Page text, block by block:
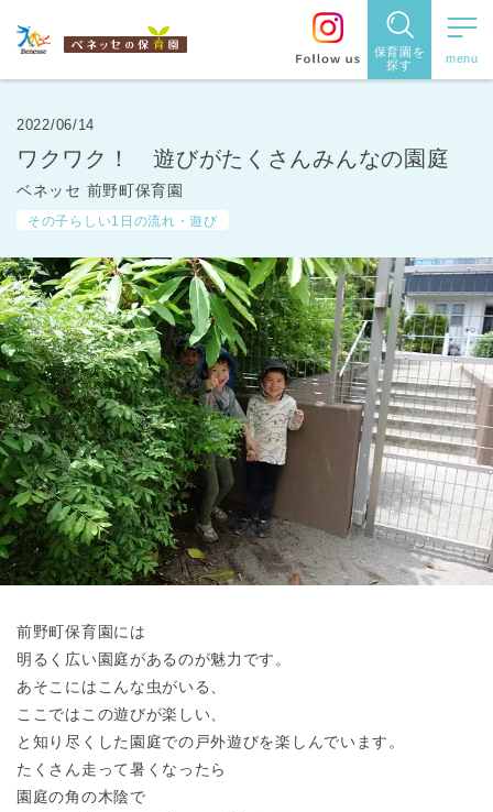
保育園を
探す
保育園を探す
住所・駅
名
す
都道府県
から探す
東京都
東京都 全域
2022/06/14
ワクワク！ 遊びがたくさんみんなの園庭
ベネッセ 前野町保育園
その子らしい1日の流れ・遊び
前野町保育園には
明るく広い園庭があるのが魅力です。
あそこにはこんな虫がいる、
ここではこの遊びが楽しい、
と知り尽くした園庭での戸外遊びを楽しんでいます。
たくさん走って暑くなったら
園庭の角の木陰で